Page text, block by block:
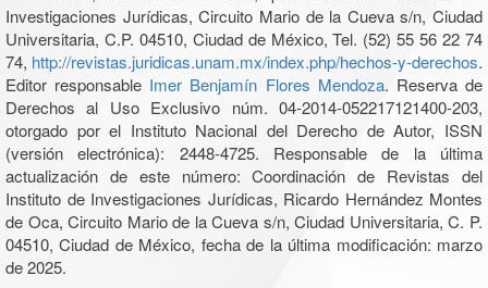
Investigaciones Jurídicas, Circuito Mario de la Cueva s/n, Ciudad
Universitaria, C.P. 04510, Ciudad de México, Tel. (52) 55 56 22 74
74, http://revistas.juridicas.unam.mx/index.php/hechos-y-derechos.
Editor responsable Imer Benjamín Flores Mendoza. Reserva de
Derechos al Uso Exclusivo núm. 04-2014-052217121400-203,
otorgado por el Instituto Nacional del Derecho de Autor, ISSN
(versión electrónica): 2448-4725. Responsable de la última
actualización de este número: Coordinación de Revistas del
Instituto de Investigaciones Jurídicas, Ricardo Hernández Montes
de Oca, Circuito Mario de la Cueva s/n, Ciudad Universitaria, C. P.
04510, Ciudad de México, fecha de la última modificación: marzo
de 2025.